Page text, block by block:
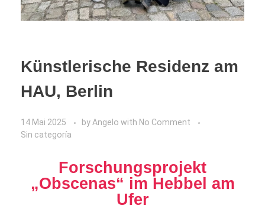
Künstlerische Residenz am
HAU, Berlin
14 Mai 2025 byAngelo with No Comment
Sin categoría
Forschungsprojekt
„Obscenas“ im Hebbel am
Ufer